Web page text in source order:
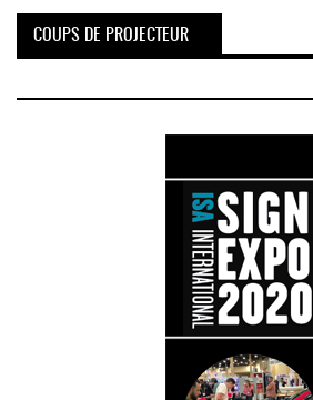
COUPS DE PROJECTEUR